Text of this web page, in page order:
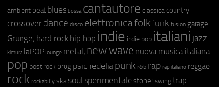
ambient beat blues bossa cantautore classica country
crossover dance disco elettronicafolkfunk fusion garage
Grunge; hard rock hip hop indie indie pop italiani jazz
kimura laPOP lounge metal; new wave nuova musica italiana
pop post rock prog psichedeliapunk r&b rap rap italiano reggae
rock rockabilly ska soul sperimentale stoner swing trap